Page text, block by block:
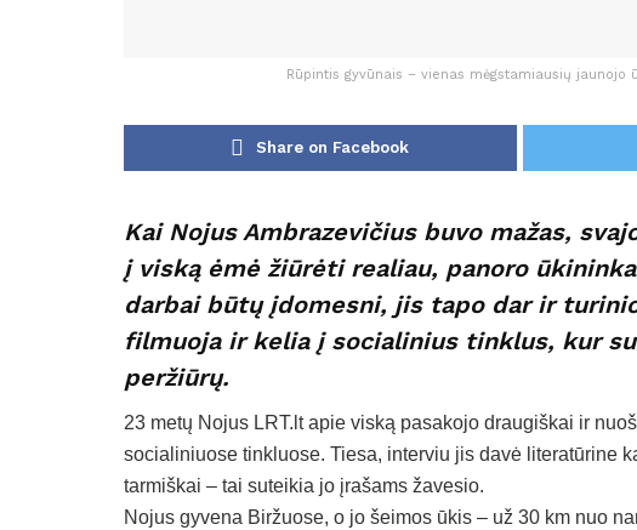
Rūpintis gyvūnais – vienas mėgstamiausių jaunojo
Share on Facebook
Kai Nojus Ambrazevičius buvo mažas,
į viską ėmė žiūrėti realiau, panoro
darbai būtų įdomesni, jis tapo dar ir
filmuoja ir kelia į socialinius tinklus, kur
peržiūrų.
23 metų Nojus LRT.lt apie viską pasakojo draugiškai ir
socialiniuose tinkluose. Tiesa, interviu jis davė literatūrine
tarmiškai – tai suteikia jo įrašams žavesio.
Nojus gyvena Biržuose, o jo šeimos ūkis – už 30 km nuo